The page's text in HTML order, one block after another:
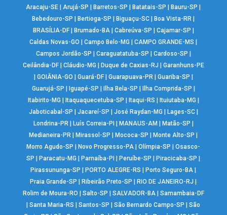
Aracaju-SE |Arujá-SP Barretos-SP Batatais-SP Bauru-SP
Bebedouro-SP
Bertioga-SP Biguaçu-SC Boa Vista-RR
BRASÍLIA-DF| Brumado-BA| Cabreúva-SP Cajamar-SP
Caldas Novas-GO
|Campo Belo-MG |CAMPO GRANDE-MS
Campos Jordão-SP
Caraguatatuba-SP Cardoso-SP
Ceilândia-DF| Cláudio-MG Duque de Caxias-RJ
Garanhuns-PE
GOIÂNIA-GO Guará-DF| Guarapuava-PR| Guariba-SP
Guarujá-SP
Iguapé-SP Ilha Bela-SP Ilha Comprida-SP
Itabirito-MG
Itaquaquecetuba-SP Itaqui-RS Ituiutaba-MG
Jaboticabal-SP
Jacareí-SP José Raydan-MG Lages-SC|
Londrina-PR| Luís Correia-PI MANAUS-AM Matão-SP
Medianeira-PR
Mirassol-SP Mococa-SP Monte Alto-SP
Morro Agudo-SP
Novo Progresso-PA |Olímpia-SP |Osasco-
SP
Paracatu-MG Parnaíba-PI Peruíbe-SP Piracicaba-SP
Pirassununga-SP
PORTO ALEGRE-RS Porto Seguro-BA
Praia Grande-SP
Ribeirão Preto-SP RIO DE JANEIRO-RJ
Rolim de Moura-RO
Salto-SP SALVADOR-BA| Samambaia-DF
|Santa Maria-RS |Santos-SP |São Bernardo Campo-SP |São